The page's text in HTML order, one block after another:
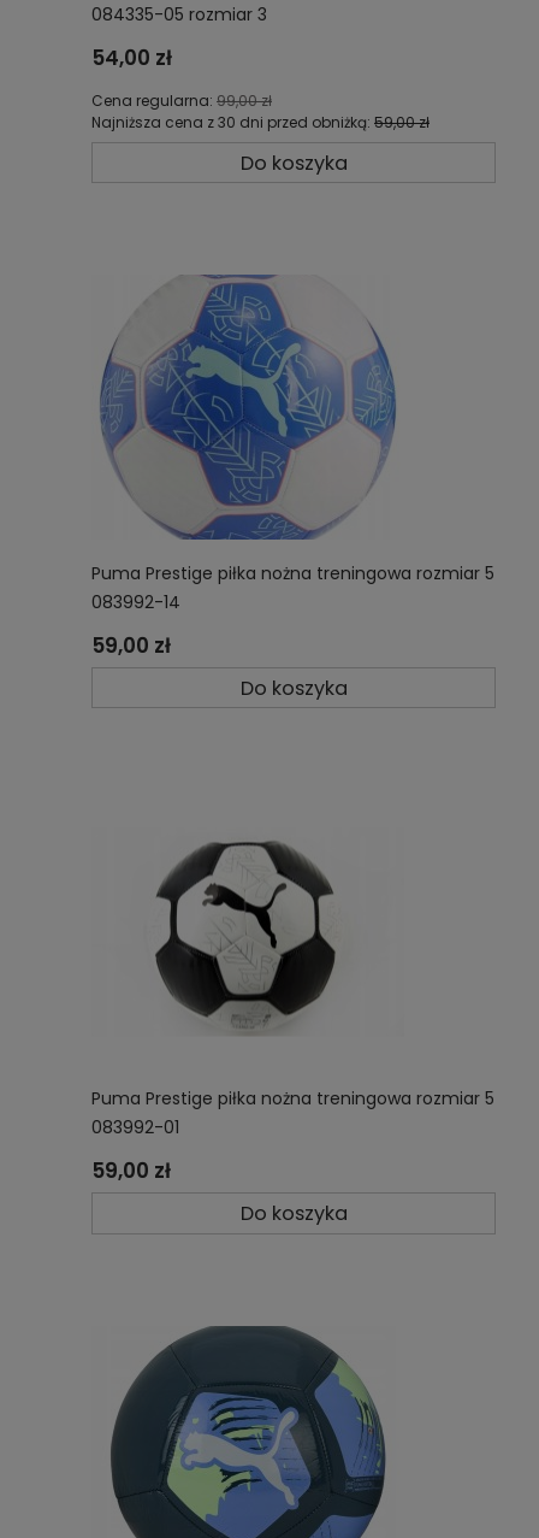
084335-05 rozmiar 3
54,00 zł
Cena regularna: 99,00 zł
Najniższa cena z 30 dni przed obniżką: 59,00 zł
Do koszyka
Puma Prestige piłka nożna treningowa rozmiar 5
083992-14
59,00 zł
Do koszyka
Puma Prestige piłka nożna treningowa rozmiar 5
083992-01
59,00 zł
Do koszyka